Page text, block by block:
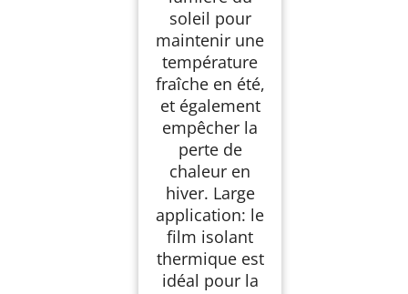
soleil pour
maintenir une
température
fraîche en été,
et également
empêcher la
perte de
chaleur en
hiver. Large
application: le
film isolant
thermique est
idéal pour la